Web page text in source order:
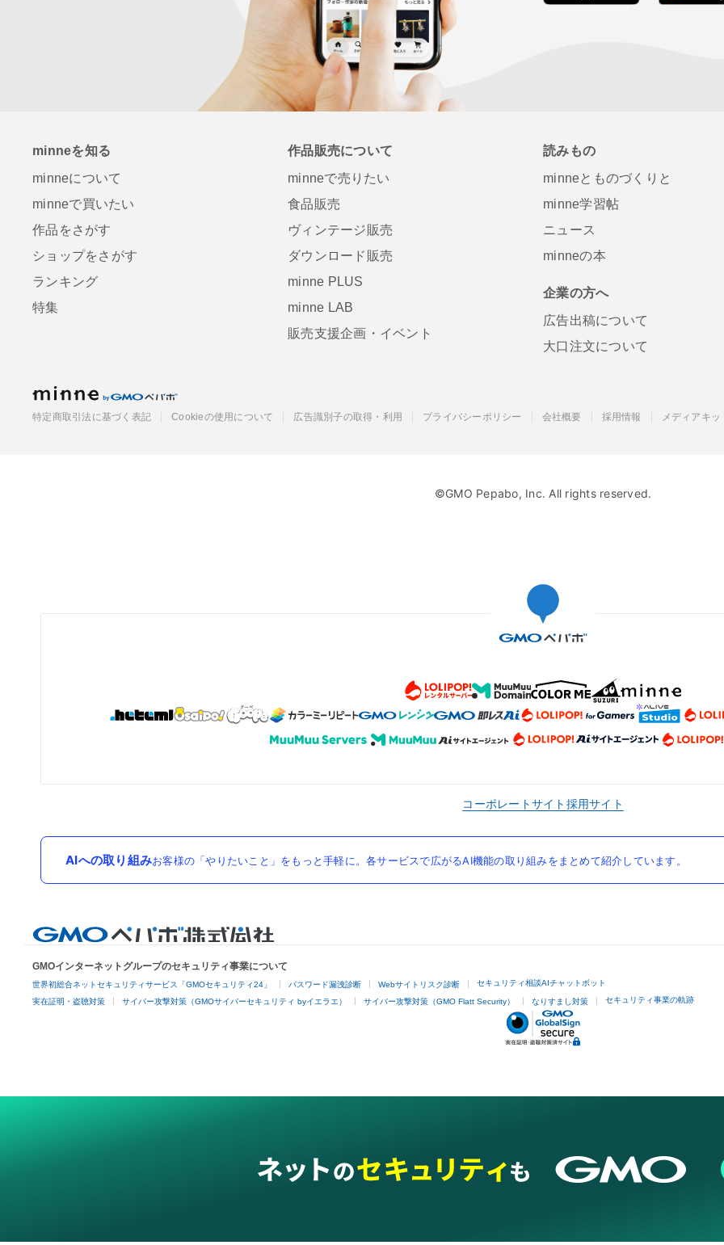
minneを知る
minneについて
minneで買いたい
作品をさがす
ショップをさがす
ランキング
特集
作品販売について
minneで売りたい
食品販売
ヴィンテージ販売
ダウンロード販売
minne PLUS
minne LAB
販売支援企画・イベント
読みもの
minneとものづくりと
minne学習帖
ニュース
minneの本
企業の方へ
広告出稿について
大口注文について
特定商取引法に基づく表記 Cookieの使用について 広告識別子の取得・利用 プライバシーポリシー 会社概要 採用情報 メディアキッ
©GMO Pepabo, Inc. All rights reserved.
コーポレートサイト 採用サイト
AIへの取り組みお客様の「やりたいこと」をもっと手軽に。各サービスで広がるAI機能の取り組みをまとめて紹介しています。
GMOインターネットグループのセキュリティ事業について
世界初総合ネットセキュリティサービス「GMOセキュリティ24」 パスワード漏洩診断 Webサイトリスク診断 セキュリティ相談AIチャットボット
実在証明・盗聴対策 サイバー攻撃対策（GMOサイバーセキュリティ byイエラエ） サイバー攻撃対策（GMO Flatt Security） なりすまし対策 セキュリティ事業の軌跡